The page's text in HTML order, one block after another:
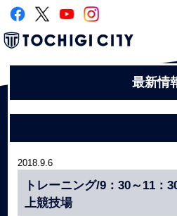
最新情
2018.9.6
トレーニング/9：30～11：
上競技場